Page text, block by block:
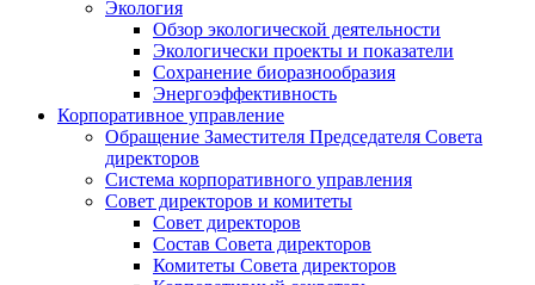
Экология
Обзор экологической деятельности
Экологически проекты и показатели
Сохранение биоразнообразия
Энергоэффективность
Корпоративное управление
Обращение Заместителя Председателя Совета
директоров
Система корпоративного управления
Совет директоров и комитеты
Совет директоров
Состав Совета директоров
Комитеты Совета директоров